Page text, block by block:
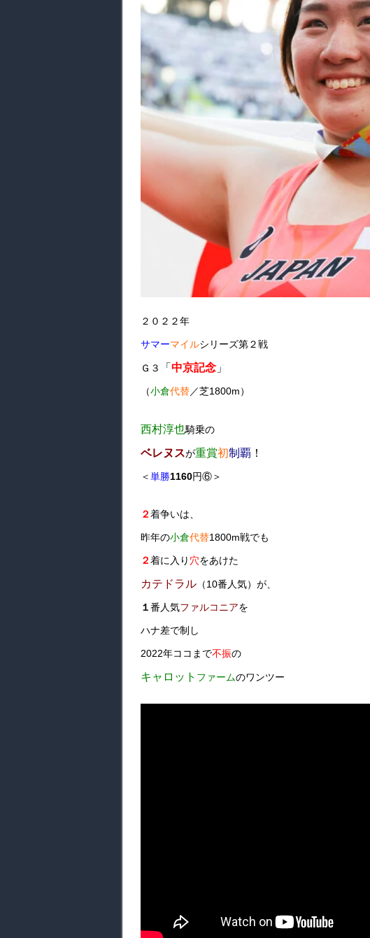
２０２２年
サマーマイルシリーズ第２戦
Ｇ３ 「 中京記念 」
（小倉代替／芝1800m）
西村淳也騎乗の
ベレヌスが重賞初制覇 ！
＜単勝1160円⑥＞
２着争いは、
昨年の小倉代替1800m戦でも
２着に入り 穴をあけた
カテドラル （10番人気）が、
１番人気ファルコニアを
ハナ差で制し
2022年ココまで不振の
キャロット ファームのワンツー